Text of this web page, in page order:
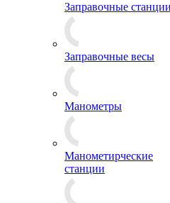
Заправочные станции
Заправочные весы
Манометры
Манометирческие
станции